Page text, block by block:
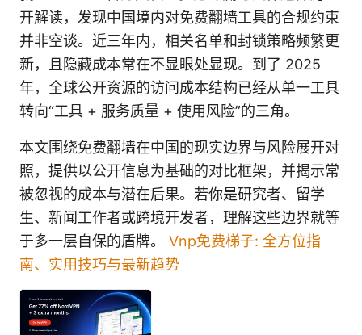
开解读，发现中国境内对免费翻墙工具的合规约束
并非空谈。近三年内，相关名单和封锁策略频繁更
新，且隐藏成本常在不显眼处显现。到了 2025
年，全球公开资源的访问成本结构已经从单一工具
转向“工具 + 服务质量 + 使用风险”的三角。
本文围绕免费翻墙在中国的现实边界与风险展开对
照，提供以公开信息为基础的对比框架，并揭示常
被忽视的成本与潜在后果。若你是研究者、留学
生、新闻工作者或跨境开发者，理解这些边界就等
于多一层自保的盾牌。 Vnp免费梯子: 全方位指
南、实用技巧与最新趋势